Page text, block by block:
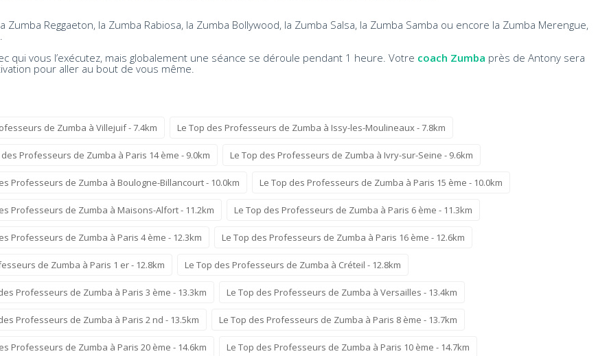
Reggaeton, la Zumba Rabiosa, la Zumba Bollywood, la Zumba Salsa, la Zumba Samba ou encore la Zumba Merengue,
vous l’exécutez, mais globalement une séance se déroule pendant 1 heure. Votre coach Zumba près de Antony sera
pour aller au bout de vous même.
de Zumba à Villejuif - 7.4km Le Top des Professeurs de Zumba à Issy-les-Moulineaux - 7.8km
des Professeurs de Zumba à Paris 14 ème - 9.0km Le Top des Professeurs de Zumba à Ivry-sur-Seine - 9.6km
Professeurs de Zumba à Boulogne-Billancourt - 10.0km Le Top des Professeurs de Zumba à Paris 15 ème - 10.0km
Professeurs de Zumba à Maisons-Alfort - 11.2km Le Top des Professeurs de Zumba à Paris 6 ème - 11.3km
Professeurs de Zumba à Paris 4 ème - 12.3km Le Top des Professeurs de Zumba à Paris 16 ème - 12.6km
de Zumba à Paris 1 er - 12.8km Le Top des Professeurs de Zumba à Créteil - 12.8km
Professeurs de Zumba à Paris 3 ème - 13.3km Le Top des Professeurs de Zumba à Versailles - 13.4km
Professeurs de Zumba à Paris 2 nd - 13.5km Le Top des Professeurs de Zumba à Paris 8 ème - 13.7km
Professeurs de Zumba à Paris 20 ème - 14.6km Le Top des Professeurs de Zumba à Paris 10 ème - 14.7km